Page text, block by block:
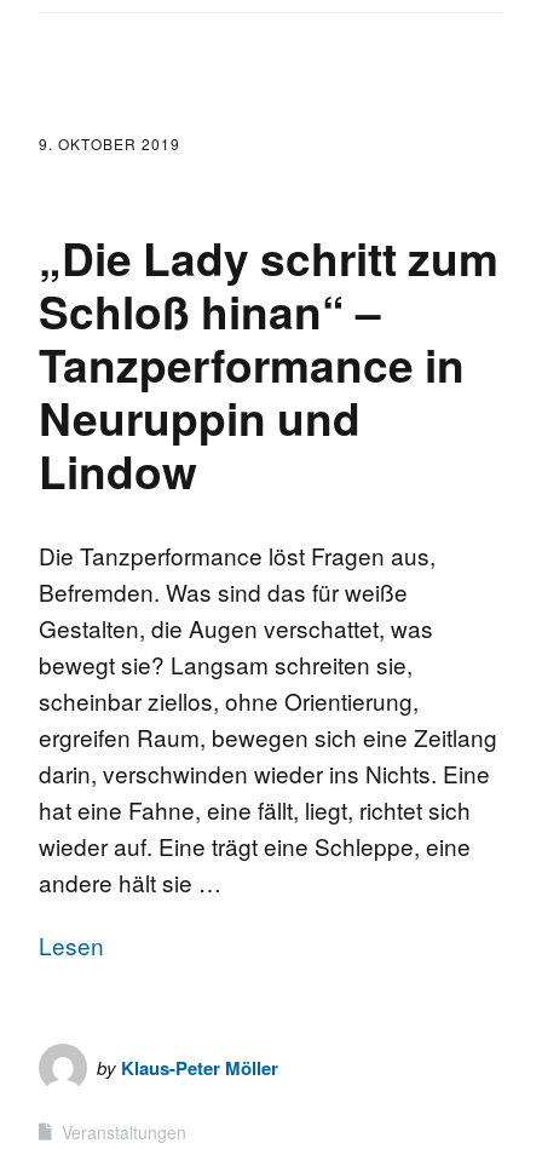
9. OKTOBER 2019
„Die Lady schritt zum
Schloß hinan“ –
Tanzperformance in
Neuruppin und
Lindow
Die Tanzperformance löst Fragen aus,
Befremden. Was sind das für weiße
Gestalten, die Augen verschattet, was
bewegt sie? Langsam schreiten sie,
scheinbar ziellos, ohne Orientierung,
ergreifen Raum, bewegen sich eine Zeitlang
darin, verschwinden wieder ins Nichts. Eine
hat eine Fahne, eine fällt, liegt, richtet sich
wieder auf. Eine trägt eine Schleppe, eine
andere hält sie …
Lesen
by Klaus-Peter Möller
Veranstaltungen